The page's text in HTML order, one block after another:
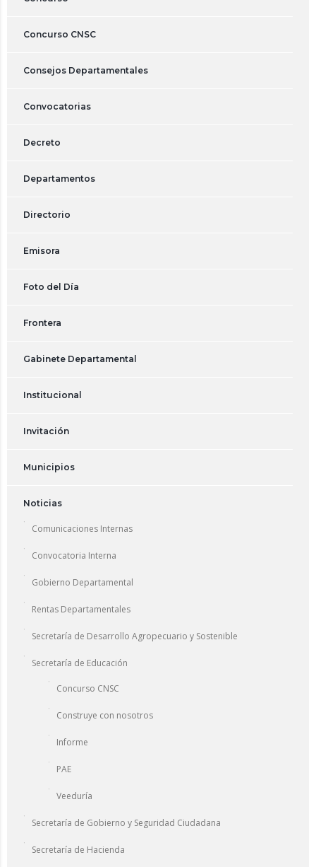
Concurso CNSC
Consejos Departamentales
Convocatorias
Decreto
Departamentos
Directorio
Emisora
Foto del Día
Frontera
Gabinete Departamental
Institucional
Invitación
Municipios
Noticias
Comunicaciones Internas
Convocatoria Interna
Gobierno Departamental
Rentas Departamentales
Secretaría de Desarrollo Agropecuario y Sostenible
Secretaría de Educación
Concurso CNSC
Construye con nosotros
Informe
PAE
Veeduría
Secretaría de Gobierno y Seguridad Ciudadana
Secretaría de Hacienda